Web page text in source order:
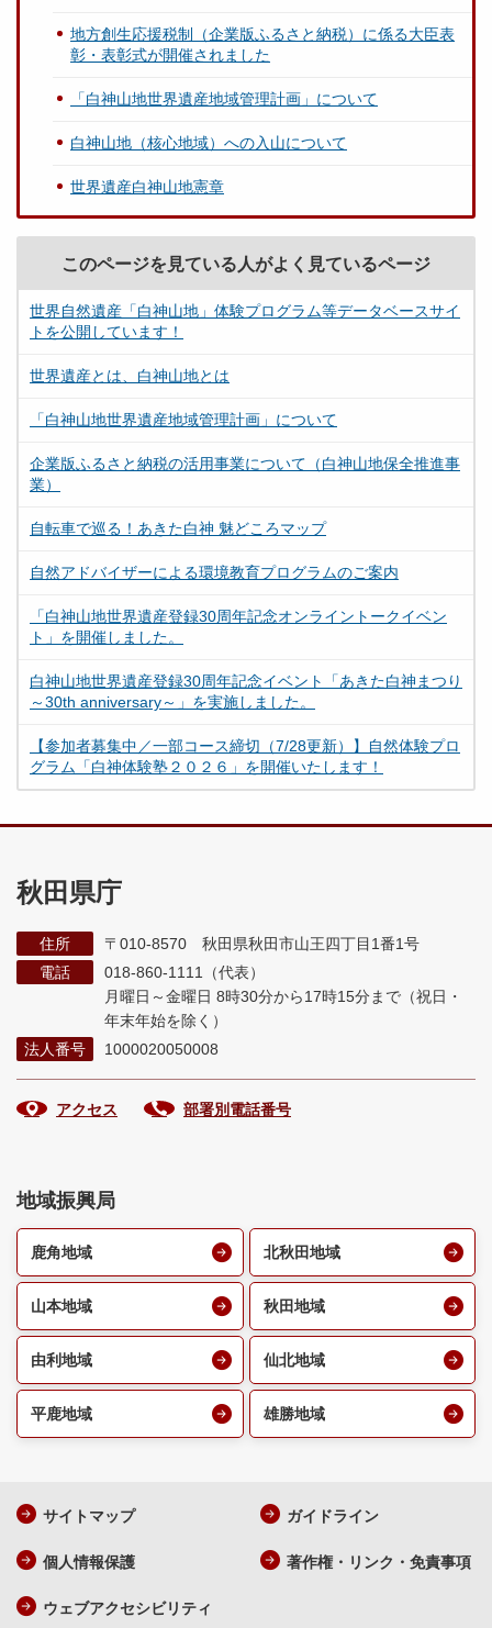
地方創生応援税制（企業版ふるさと納税）に係る大臣表
彰・表彰式が開催されました
「白神山地世界遺産地域管理計画」について
白神山地（核心地域）への入山について
世界遺産白神山地憲章
このページを見ている人がよく見ているページ
世界自然遺産「白神山地」体験プログラム等データベースサイ
トを公開しています！
世界遺産とは、白神山地とは
「白神山地世界遺産地域管理計画」について
企業版ふるさと納税の活用事業について（白神山地保全推進事
業）
自転車で巡る！あきた白神 魅どころマップ
自然アドバイザーによる環境教育プログラムのご案内
「白神山地世界遺産登録30周年記念オンライントークイベン
ト」を開催しました。
白神山地世界遺産登録30周年記念イベント「あきた白神まつり
～30th anniversary～」を実施しました。
【参加者募集中／一部コース締切（7/28更新）】自然体験プロ
グラム「白神体験塾２０２６」を開催いたします！
秋田県庁
住所
〒010-8570 秋田県秋田市山王四丁目1番1号
電話
018-860-1111（代表）
月曜日～金曜日 8時30分から17時15分まで （祝日・
年末年始を除く）
法人番号
1000020050008
アクセス 部署別電話番号
地域振興局
鹿角地域 北秋田地域
山本地域 秋田地域
由利地域 仙北地域
平鹿地域 雄勝地域
サイトマップ ガイドライン
個人情報保護 著作権・リンク・免責事項
ウェブアクセシビリティ